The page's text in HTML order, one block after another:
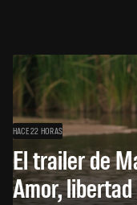
HACE 22 HORAS
El trailer de
Amor,